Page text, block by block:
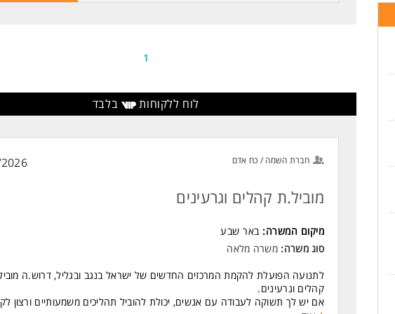
עבודה מול גורמי חוץ יחד עם מנהל הפנימייה.
דרישות:
תואר אקדמי בעולם החינוך והטיפול המשרה מיועדת לנשים ולגברים כאחד.
1
לוח ללקוחות בלבד
חברת השמה / כח אדם
מוביל.ת קהלים וגרעינים
מיקום המשרה:באר שבע
סוג משרה: משרה מלאה
לתנועה הפועלת להקמת המרכזים החדשים של ישראל בנגב ובגליל, דרוש.ה
קהלים וגרעינים.
אם יש לך תשוקה לעבודה עם אנשים, יכולת להוביל תהליכים משמעותיים ורצון